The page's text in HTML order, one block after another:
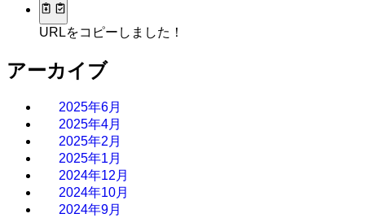
URLをコピーしました！
アーカイブ
2025年6月
2025年4月
2025年2月
2025年1月
2024年12月
2024年10月
2024年9月